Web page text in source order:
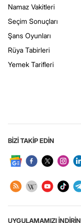
Namaz Vakitleri
Seçim Sonuçları
Şans Oyunları
Rüya Tabirleri
Yemek Tarifleri
BİZİ TAKİP EDİN
UYGULAMAMIZI İNDİRİN